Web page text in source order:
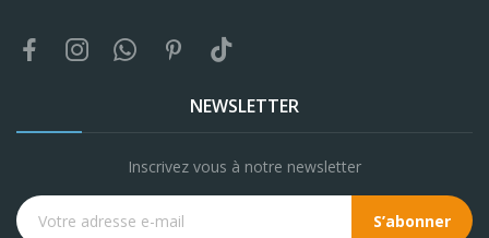
NEWSLETTER
Inscrivez vous à notre newsletter
S’abonner